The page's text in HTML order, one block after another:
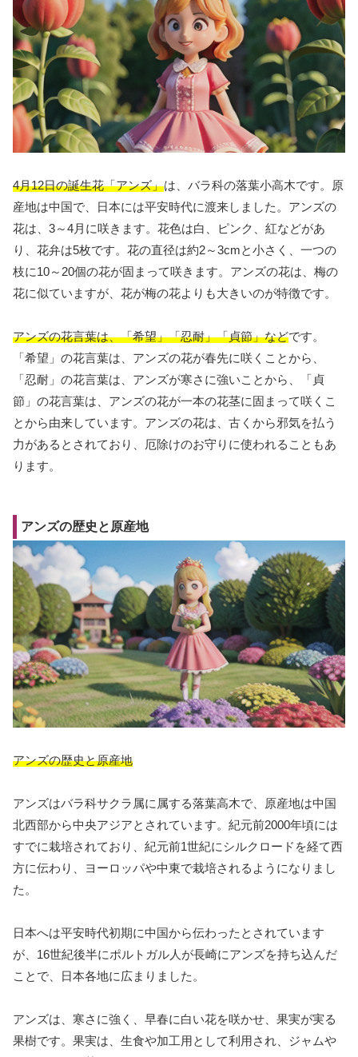
4月12日の誕生花「アンズ」は、バラ科の落葉小高木です。原
産地は中国で、日本には平安時代に渡来しました。アンズの
花は、3～4月に咲きます。花色は白、ピンク、紅などがあ
り、花弁は5枚です。花の直径は約2～3cmと小さく、一つの
枝に10～20個の花が固まって咲きます。アンズの花は、梅の
花に似ていますが、花が梅の花よりも大きいのが特徴です。
アンズの花言葉は、「希望」「忍耐」「貞節」などです。
「希望」の花言葉は、アンズの花が春先に咲くことから、
「忍耐」の花言葉は、アンズが寒さに強いことから、「貞
節」の花言葉は、アンズの花が一本の花茎に固まって咲くこ
とから由来しています。アンズの花は、古くから邪気を払う
力があるとされており、厄除けのお守りに使われることもあ
ります。
アンズの歴史と原産地
アンズの歴史と原産地
アンズはバラ科サクラ属に属する落葉高木で、原産地は中国
北西部から中央アジアとされています。紀元前2000年頃には
すでに栽培されており、紀元前1世紀にシルクロードを経て西
方に伝わり、ヨーロッパや中東で栽培されるようになりまし
た。
日本へは平安時代初期に中国から伝わったとされています
が、16世紀後半にポルトガル人が長崎にアンズを持ち込んだ
ことで、日本各地に広まりました。
アンズは、寒さに強く、早春に白い花を咲かせ、果実が実る
果樹です。果実は、生食や加工用として利用され、ジャムや